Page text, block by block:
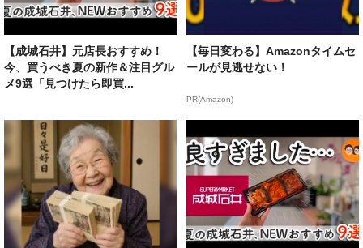
【成城石井】元店長おすすめ！
今、買うべき夏の新作＆注目グル
メ9選「見つけたら即買...
【毎日変わる】Amazonタイムセ
ールが見逃せない！
PR(Amazon)